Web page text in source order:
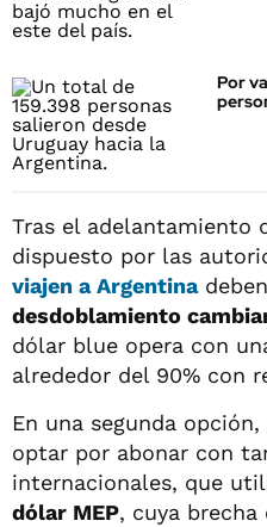
Por
Tras el adelantamiento
dispuesto por las
viajen a Argentina
desdoblamiento
dólar blue opera con
alrededor del 90% con
En una segunda
optar por abonar con
internacionales, que
dólar MEP, cuya